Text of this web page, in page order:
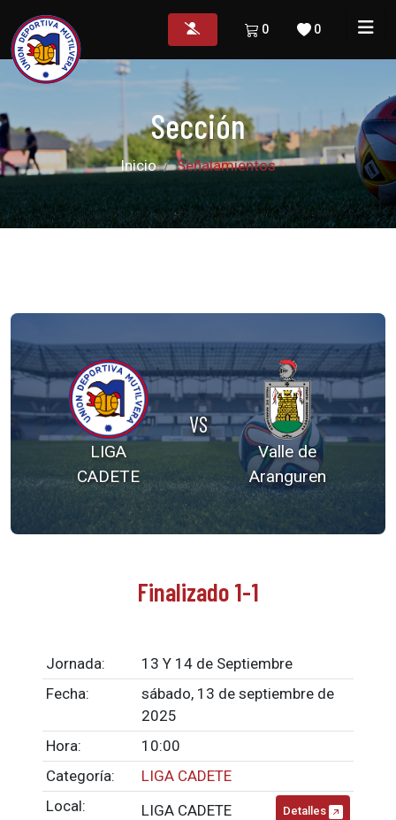
0
0
Sección
Inicio Señalamientos
LIGA
CADETE
VS
Valle de
Aranguren
Finalizado 1-1
Jornada:
13 Y 14 de Septiembre
Fecha:
sábado, 13 de septiembre de
2025
Hora:
10:00
Categoría:
LIGA CADETE
Local:
LIGA CADETE Detalles